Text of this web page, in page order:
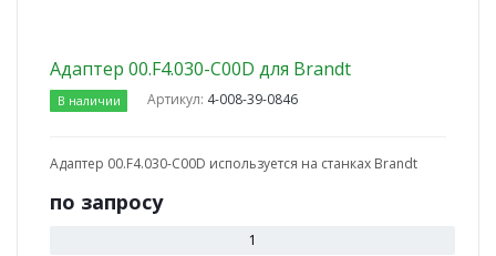
Адаптер 00.F4.030-C00D для Brandt
В наличии Артикул: 4-008-39-0846
Адаптер 00.F4.030-C00D используется на станках Brandt
по запросу